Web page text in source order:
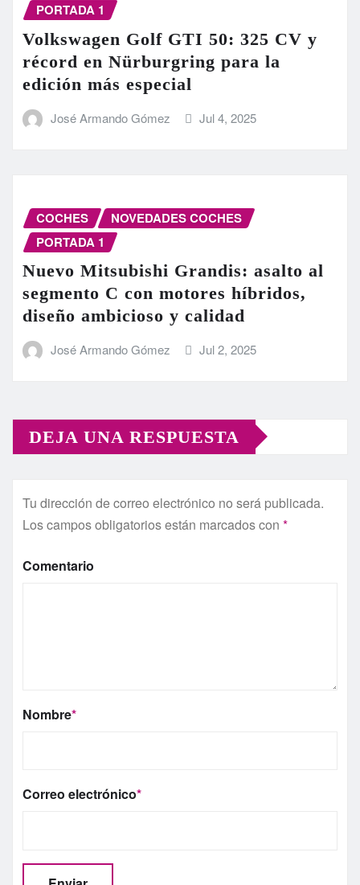
PORTADA 1
Volkswagen Golf GTI 50: 325 CV y
récord en Nürburgring para la
edición más especial
José Armando Gómez Jul 4, 2025
COCHES
NOVEDADES COCHES
PORTADA 1
Nuevo Mitsubishi Grandis: asalto al
segmento C con motores híbridos,
diseño ambicioso y calidad
José Armando Gómez Jul 2, 2025
DEJA UNA RESPUESTA
Tu dirección de correo electrónico no será publicada.
Los campos obligatorios están marcados con *
Comentario
Nombre*
Correo electrónico*